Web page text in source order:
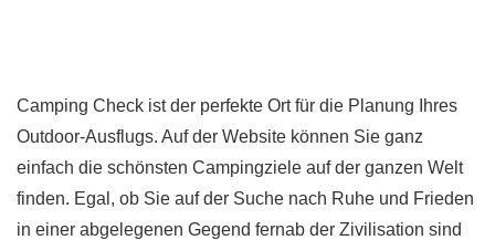
Camping Check ist der perfekte Ort für die Planung Ihres
Outdoor-Ausflugs. Auf der Website können Sie ganz
einfach die schönsten Campingziele auf der ganzen Welt
finden. Egal, ob Sie auf der Suche nach Ruhe und Frieden
in einer abgelegenen Gegend fernab der Zivilisation sind